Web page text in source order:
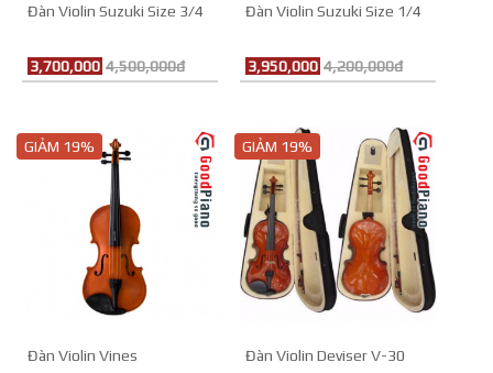
Đàn Violin Suzuki Size 3/4
3,700,000 4,500,000đ
Đàn Violin Suzuki Size 1/4
3,950,000 4,200,000đ
GIẢM 19%
Đàn Violin Vines
GIẢM 19%
Đàn Violin Deviser V-30